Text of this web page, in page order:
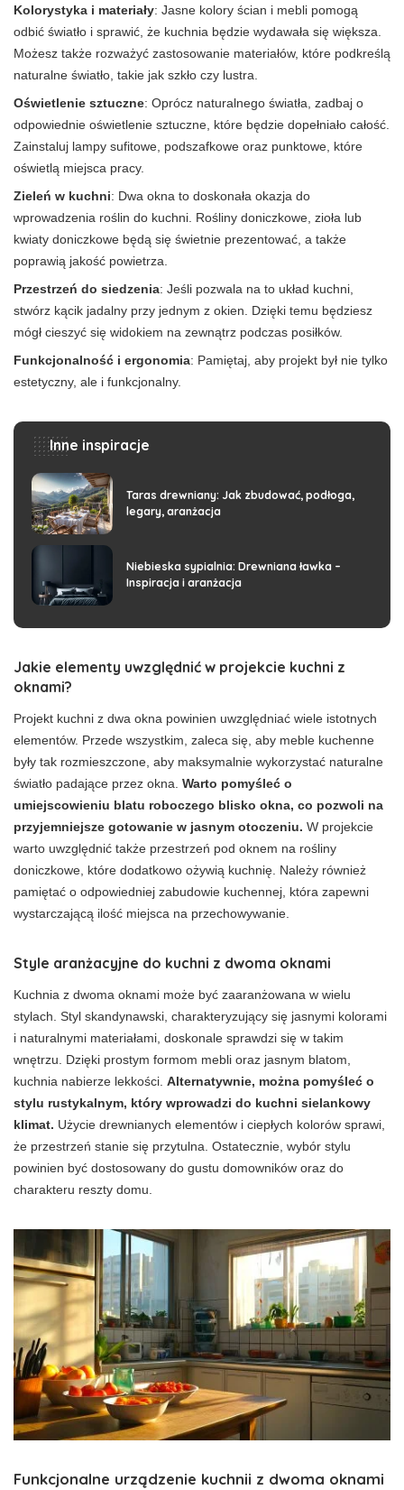
Kolorystyka i materiały: Jasne kolory ścian i mebli pomogą
odbić światło i sprawić, że kuchnia będzie wydawała się większa.
Możesz także rozważyć zastosowanie materiałów, które podkreślą
naturalne światło, takie jak szkło czy lustra.
Oświetlenie sztuczne: Oprócz naturalnego światła, zadbaj o
odpowiednie oświetlenie sztuczne, które będzie dopełniało całość.
Zainstaluj lampy sufitowe, podszafkowe oraz punktowe, które
oświetlą miejsca pracy.
Zieleń w kuchni: Dwa okna to doskonała okazja do
wprowadzenia roślin do kuchni. Rośliny doniczkowe, zioła lub
kwiaty doniczkowe będą się świetnie prezentować, a także
poprawią jakość powietrza.
Przestrzeń do siedzenia: Jeśli pozwala na to układ kuchni,
stwórz kącik jadalny przy jednym z okien. Dzięki temu będziesz
mógł cieszyć się widokiem na zewnątrz podczas posiłków.
Funkcjonalność i ergonomia: Pamiętaj, aby projekt był nie tylko
estetyczny, ale i funkcjonalny.
Inne inspiracje
Taras drewniany: Jak zbudować, podłoga,
legary, aranżacja
Niebieska sypialnia: Drewniana ławka –
Inspiracja i aranżacja
Jakie elementy uwzględnić w projekcie kuchni z
oknami?
Projekt kuchni z dwa okna powinien uwzględniać wiele istotnych
elementów. Przede wszystkim, zaleca się, aby meble kuchenne
były tak rozmieszczone, aby maksymalnie wykorzystać naturalne
światło padające przez okna. Warto pomyśleć o
umiejscowieniu blatu roboczego blisko okna, co pozwoli na
przyjemniejsze gotowanie w jasnym otoczeniu. W projekcie
warto uwzględnić także przestrzeń pod oknem na rośliny
doniczkowe, które dodatkowo ożywią kuchnię. Należy również
pamiętać o odpowiedniej zabudowie kuchennej, która zapewni
wystarczającą ilość miejsca na przechowywanie.
Style aranżacyjne do kuchni z dwoma oknami
Kuchnia z dwoma oknami może być zaaranżowana w wielu
stylach. Styl skandynawski, charakteryzujący się jasnymi kolorami
i naturalnymi materiałami, doskonale sprawdzi się w takim
wnętrzu. Dzięki prostym formom mebli oraz jasnym blatom,
kuchnia nabierze lekkości. Alternatywnie, można pomyśleć o
stylu rustykalnym, który wprowadzi do kuchni sielankowy
klimat. Użycie drewnianych elementów i ciepłych kolorów sprawi,
że przestrzeń stanie się przytulna. Ostatecznie, wybór stylu
powinien być dostosowany do gustu domowników oraz do
charakteru reszty domu.
Funkcjonalne urządzenie kuchnii z dwoma oknami